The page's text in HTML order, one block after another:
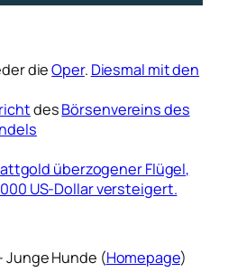
dieOper. Diesmal mit den
desBörsenvereins des
überzogener Flügel,
US-Dollar versteigert.
Junge Hunde (Homepage)